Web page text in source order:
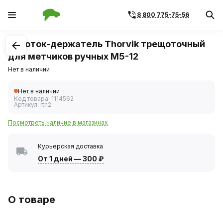
8 800 775-75-56
1/1
Вороток-держатель Thorvik трещоточный
для метчиков ручных M5-12
Нет в наличии
Нет в наличии
Код товара: 1114562
Артикул: rth2
Посмотреть наличие в магазинах
Курьерская доставка
От 1 дней —300 ₽
О товаре